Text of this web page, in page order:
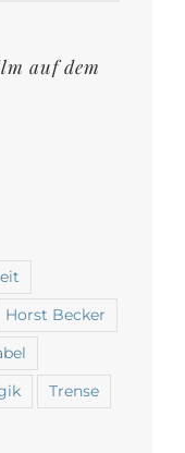
auf dem
Horst Becker
Trense